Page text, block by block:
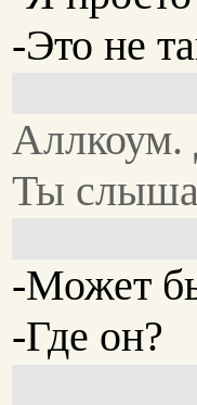
-Это не
Аллкоум.
Ты
-Может
-Где он?